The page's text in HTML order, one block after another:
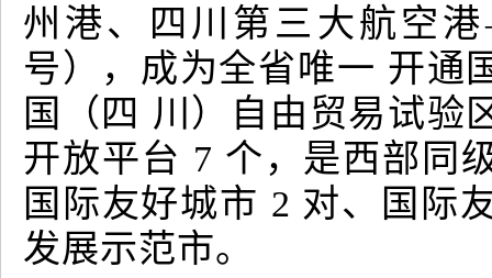
州港、四川第三大航空
号），成为全省唯一 开通
国（四 川）自由贸易试验
开放平台 7 个，是西部同
国际友好城市 2 对、国际
发展示范市。